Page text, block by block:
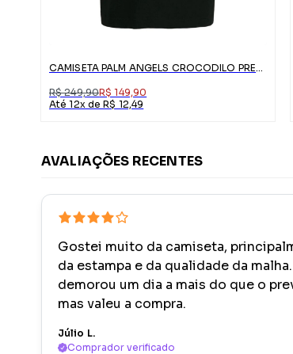
R$ 249,90R$ 149,90
Até 12x de R$ 12,49
AVALIAÇÕES RECENTES
Gostei muito da camiseta,
da estampa e da qualidade da
demorou um dia a mais do que o
mas valeu a compra.
Júlio L.
Comprador verificado